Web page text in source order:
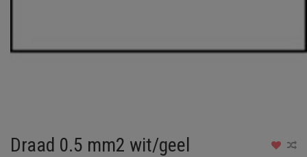
Draad 0.5 mm2 wit/geel